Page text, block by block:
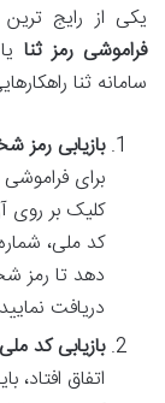
یکی از رایج
فراموشی رمز ثنا
سامانه ثنا
بازیابی رمز
برای
کلیک بر روی
کد ملی،
دهد تا رمز
دریافت
بازیابی کد
اتفاق